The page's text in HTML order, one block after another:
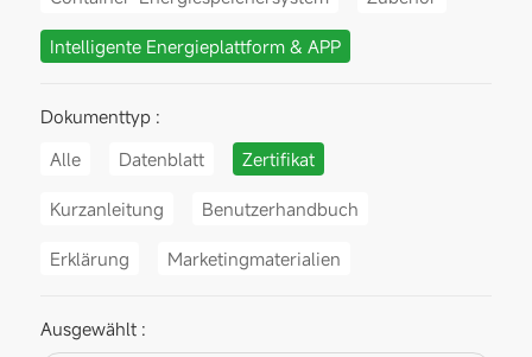
Intelligente Energieplattform & APP
Dokumenttyp :
Alle
Datenblatt Zertifikat
Kurzanleitung Benutzerhandbuch
Erklärung Marketingmaterialien
Ausgewählt :